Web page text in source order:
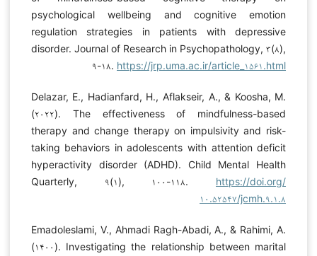
psychological wellbeing and cognitive emotion
regulation strategies in patients with depressive
disorder. Journal of Research in Psychopathology, ۳(۸),
۹-۱۸. https://jrp.uma.ac.ir/article_۱۵۶۱.html
Delazar, E., Hadianfard, H., Aflakseir, A., & Koosha, M.
(۲۰۲۲). The effectiveness of mindfulness-based
therapy and change therapy on impulsivity and risk-
taking behaviors in adolescents with attention deficit
hyperactivity disorder (ADHD). Child Mental Health
Quarterly, ۹(۱), ۱۰۰-۱۱۸. https://doi.org/
۱۰.۵۲۵۴۷/jcmh.۹.۱.۸
Emadoleslami, V., Ahmadi Ragh-Abadi, A., & Rahimi, A.
(۱۴۰۰). Investigating the relationship between marital